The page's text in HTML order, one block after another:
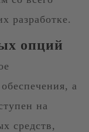
разработке.
опций
а
на
средств,